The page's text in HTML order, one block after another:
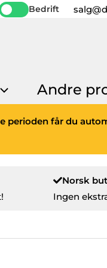
Bedrift
Andre
perioden får du
Norsk
Ingen